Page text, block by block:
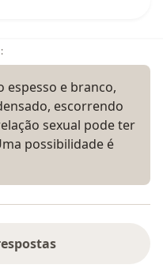
espesso e branco,
escorrendo
sexual pode ter
possibilidade é